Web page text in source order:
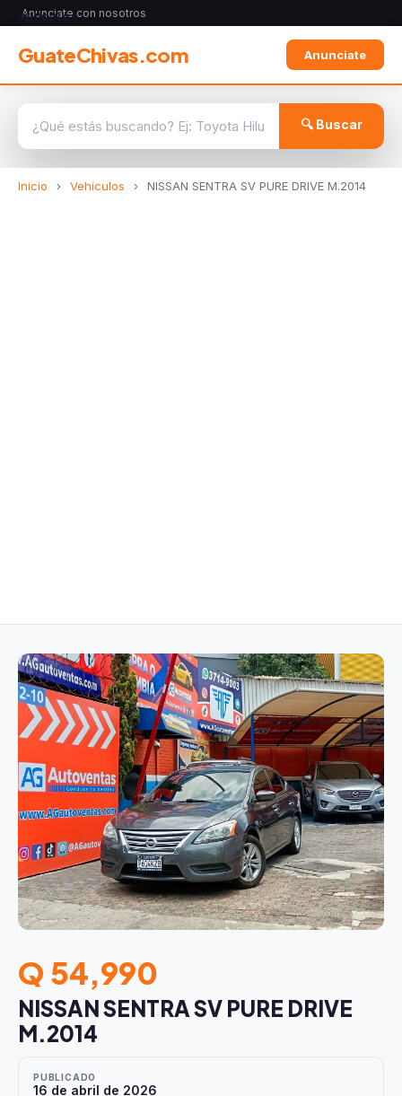
Anunciate con nosotros
GuateChivas.com Anunciate
🔍 Buscar
Inicio › Vehículos › NISSAN SENTRA SV PURE DRIVE M.2014
VEHÍCULOS
Q 54,990
NISSAN SENTRA SV PURE DRIVE
M.2014
PUBLICADO
16 de abril de 2026